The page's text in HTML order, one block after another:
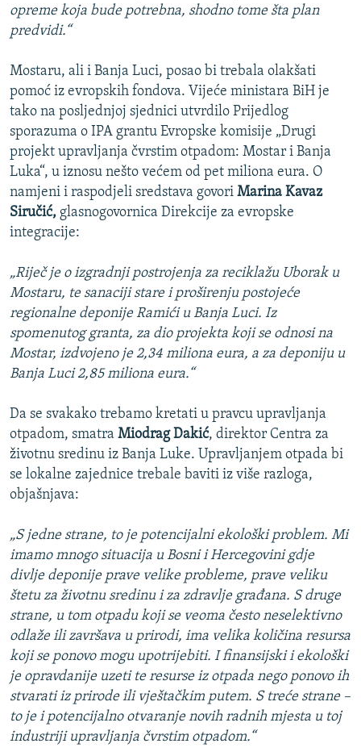
opreme koja bude potrebna, shodno tome šta plan
predvidi.“
Mostaru, ali i Banja Luci, posao bi trebala olakšati
pomoć iz evropskih fondova. Vijeće ministara BiH je
tako na posljednjoj sjednici utvrdilo Prijedlog
sporazuma o IPA grantu Evropske komisije „Drugi
projekt upravljanja čvrstim otpadom: Mostar i Banja
Luka“, u iznosu nešto većem od pet miliona eura. O
namjeni i raspodjeli sredstava govori Marina Kavaz
Siručić, glasnogovornica Direkcije za evropske
integracije:
„Riječ je o izgradnji postrojenja za reciklažu Uborak u
Mostaru, te sanaciji stare i proširenju postojeće
regionalne deponije Ramići u Banja Luci. Iz
spomenutog granta, za dio projekta koji se odnosi na
Mostar, izdvojeno je 2,34 miliona eura, a za deponiju u
Banja Luci 2,85 miliona eura.“
Da se svakako trebamo kretati u pravcu upravljanja
otpadom, smatra Miodrag Dakić, direktor Centra za
životnu sredinu iz Banja Luke. Upravljanjem otpada bi
se lokalne zajednice trebale baviti iz više razloga,
objašnjava:
„S jedne strane, to je potencijalni ekološki problem. Mi
imamo mnogo situacija u Bosni i Hercegovini gdje
divlje deponije prave velike probleme, prave veliku
štetu za životnu sredinu i za zdravlje građana. S druge
strane, u tom otpadu koji se veoma često neselektivno
odlaže ili završava u prirodi, ima velika količina resursa
koji se ponovo mogu upotrijebiti. I finansijski i ekološki
je opravdanije uzeti te resurse iz otpada nego ponovo ih
stvarati iz prirode ili vještačkim putem. S treće strane –
to je i potencijalno otvaranje novih radnih mjesta u toj
industriji upravljanja čvrstim otpadom.“